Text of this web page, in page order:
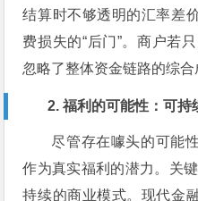
结算时不够透明的汇率差
费损失的“后门”。商户若
忽略了整体资金链路的综合
2. 福利的可能性：可
尽管存在噱头的可能
作为真实福利的潜力。关
持续的商业模式。现代金